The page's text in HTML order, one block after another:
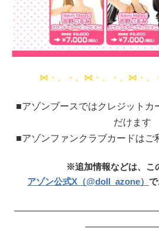
⋈・。・。⋈・。・。⋈・。
■アゾンブースではクレジットカ
だけます
■アゾンファンクラブカードはご
※追加情報などは、こ
アゾン公式X（@doll_azone） で